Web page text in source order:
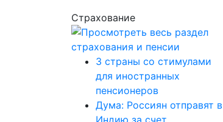
Страхование
3 страны со стимулами
для иностранных
пенсионеров
Дума: Россиян отправят в
Индию за счет